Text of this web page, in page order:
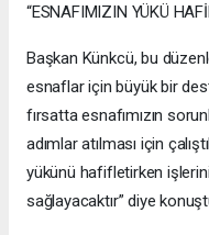
“ESNAFIMIZIN YÜKÜ
Başkan Künkcü, bu
esnaflar için büyük bir
fırsatta esnafımızın
adımlar atılması için
yükünü hafifletirken
sağlayacaktır” diye